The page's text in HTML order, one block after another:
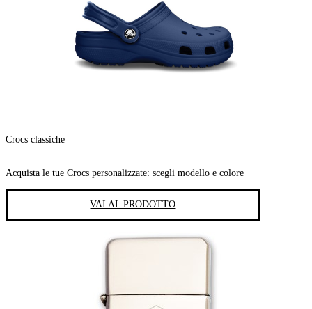
Crocs classiche
Acquista le tue Crocs personalizzate: scegli modello e colore
VAI AL PRODOTTO